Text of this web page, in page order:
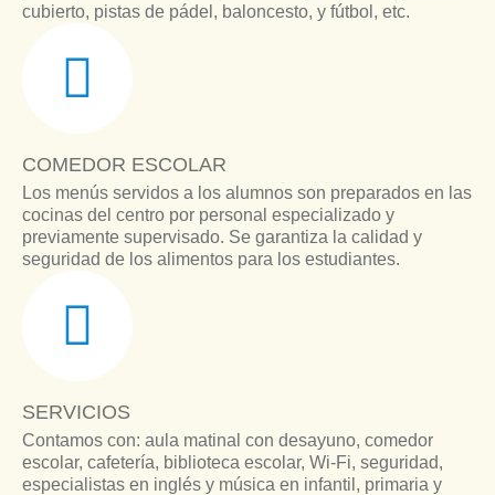
cubierto, pistas de pádel, baloncesto, y fútbol, etc.
COMEDOR ESCOLAR
Los menús servidos a los alumnos son preparados en las
cocinas del centro por personal especializado y
previamente supervisado. Se garantiza la calidad y
seguridad de los alimentos para los estudiantes.
SERVICIOS
Contamos con: aula matinal con desayuno, comedor
escolar, cafetería, biblioteca escolar, Wi-Fi, seguridad,
especialistas en inglés y música en infantil, primaria y